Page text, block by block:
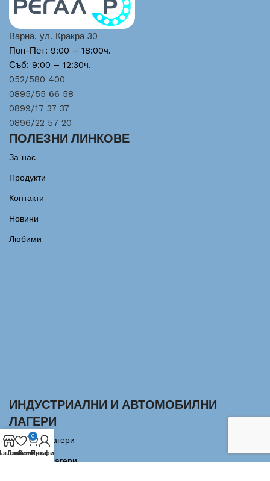
Варна, ул. Кракра 30
Пон-Пет: 9:00 – 18:00ч.
Съб: 9:00 – 12:30ч.
052/580 400
0895/55 66 58
0899/17 37 37
0896/22 57 20
ПОЛЕЗНИ ЛИНКОВЕ
За нас
Продукти
Контакти
Новини
Любими
ИНДУСТРИАЛНИ И АВТОМОБИЛНИ
ЛАГЕРИ
Сачмени лагери
Аксиални Лагери
Любими
0
Количка
Профил